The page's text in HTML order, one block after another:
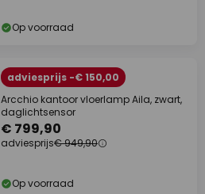
Op voorraad
adviesprijs -€ 150,00
Arcchio kantoor vloerlamp Aila, zwart,
daglichtsensor
€ 799,90
adviesprijs€ 949,90
Op voorraad